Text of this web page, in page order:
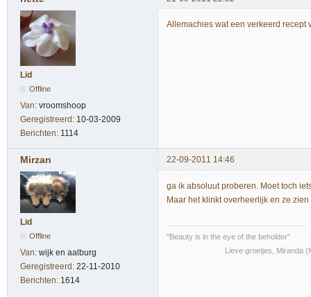
Lid
Offline
Van: vroomshoop
Geregistreerd: 10-03-2009
Berichten: 1114
Allemachies wat een verkeerd
Mirzan 22-09-2011 14:46
Lid
Offline
Van: wijk en aalburg
Geregistreerd: 22-11-2010
Berichten: 1614
ga ik absoluut proberen. Moet toch
Maar het klinkt overheerlijk en ze
"Beauty is in the eye of the beholder"
Lieve groetjes, Miranda